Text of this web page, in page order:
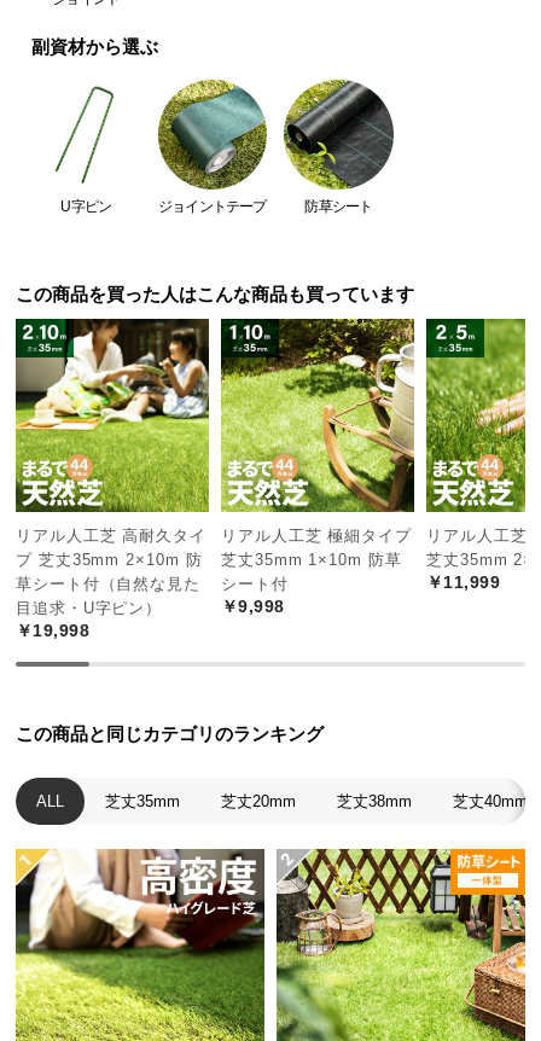
い
梱
ビ
ス
に
つ
い
て
搬
入
経
路
に
つ
い
品・
キ
ン
セ
ル
に
つ
い
て
副資材から選ぶ
U字ピン ジョイントテープ 防草シート
この商品を買った人はこんな商品も買っています
リアル人工芝 高耐久タイ
プ 芝丈35mm 2×10m 防
草シート付（自然な見た
目追求・U字ピン）
￥19,998
リアル人工芝 極細タイプ
芝丈35mm 1×10m 防草
シート付
￥9,998
リアル人工芝
芝丈35mm
￥11,999
この商品と同じカテゴリのランキング
ALL 芝丈35mm 芝丈20mm 芝丈38mm 芝丈40mm